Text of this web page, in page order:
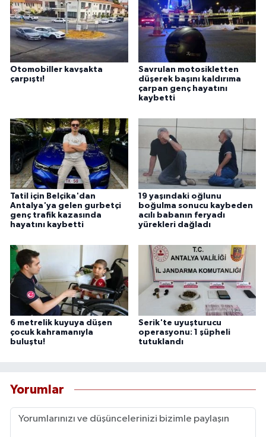
Otomobiller kavşakta
çarpıştı!
Savrulan motosikletten
düşerek başını kaldırıma
çarpan genç hayatını
kaybetti
Tatil için Belçika'dan
Antalya'ya gelen gurbetçi
genç trafik kazasında
hayatını kaybetti
19 yaşındaki oğlunu
boğulma sonucu kaybeden
acılı babanın feryadı
yürekleri dağladı
6 metrelik kuyuya düşen
çocuk kahramanıyla
buluştu!
Serik'te uyuşturucu
operasyonu: 1 şüpheli
tutuklandı
Yorumlar